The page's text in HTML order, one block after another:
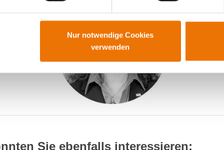
Nur notwendige Cookies
verwenden
Sie ebenfalls interessieren: